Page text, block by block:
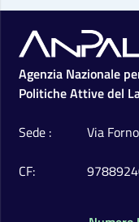
Footer
Agenzia Nazionale
Politiche Attive del
Sede
Via
CF